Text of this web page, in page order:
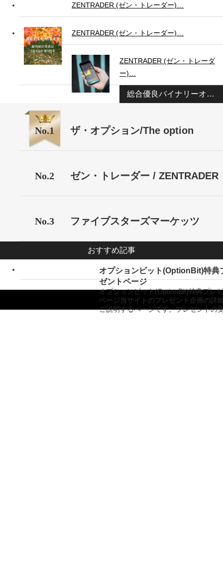
ZENTRADER (ゼン・トレーダー)…
ZENTRADER (ゼン・トレーダー)…
ZENTRADER (ゼン・トレーダ
ー)…
総合優良バイナリーオプション業者ランキング
No.1 ザ・オプション/The option
No.2 ゼン・トレーダー / ZENTRADER
No.3 ファイブスターズマーケッツ
おすすめ記事
オプションビット(OptionBit)特典
ゼントページ
オプションビット(OptionBit)特典プレ
ページ当サイトのプレゼント企画の詳
ご説明するページです。プレゼントの